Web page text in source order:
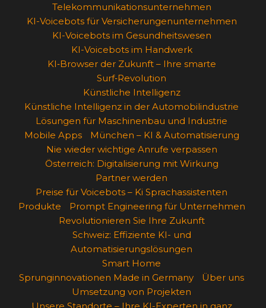
Telekommunikationsunternehmen
KI-Voicebots für Versicherungenunternehmen
KI-Voicebots im Gesundheitswesen
KI-Voicebots im Handwerk
KI‑Browser der Zukunft – Ihre smarte
Surf‑Revolution
Künstliche Intelligenz
Künstliche Intelligenz in der Automobilindustrie
Lösungen für Maschinenbau und Industrie
Mobile Apps
München – KI & Automatisierung
Nie wieder wichtige Anrufe verpassen
Österreich: Digitalisierung mit Wirkung
Partner werden
Preise für Voicebots – Ki Sprachassistenten
Produkte
Prompt Engineering für Unternehmen
Revolutionieren Sie Ihre Zukunft
Schweiz: Effiziente KI- und
Automatisierungslösungen
Smart Home
Sprunginnovationen Made in Germany
Über uns
Umsetzung von Projekten